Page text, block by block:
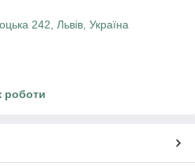
242, Львів, Україна
роботи